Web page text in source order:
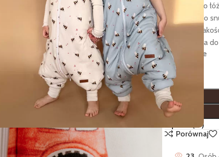
Poduszka do
codziennego
z wysokiej
dopasowana
Na stanie
Opis
Opinie (0)
Porównaj